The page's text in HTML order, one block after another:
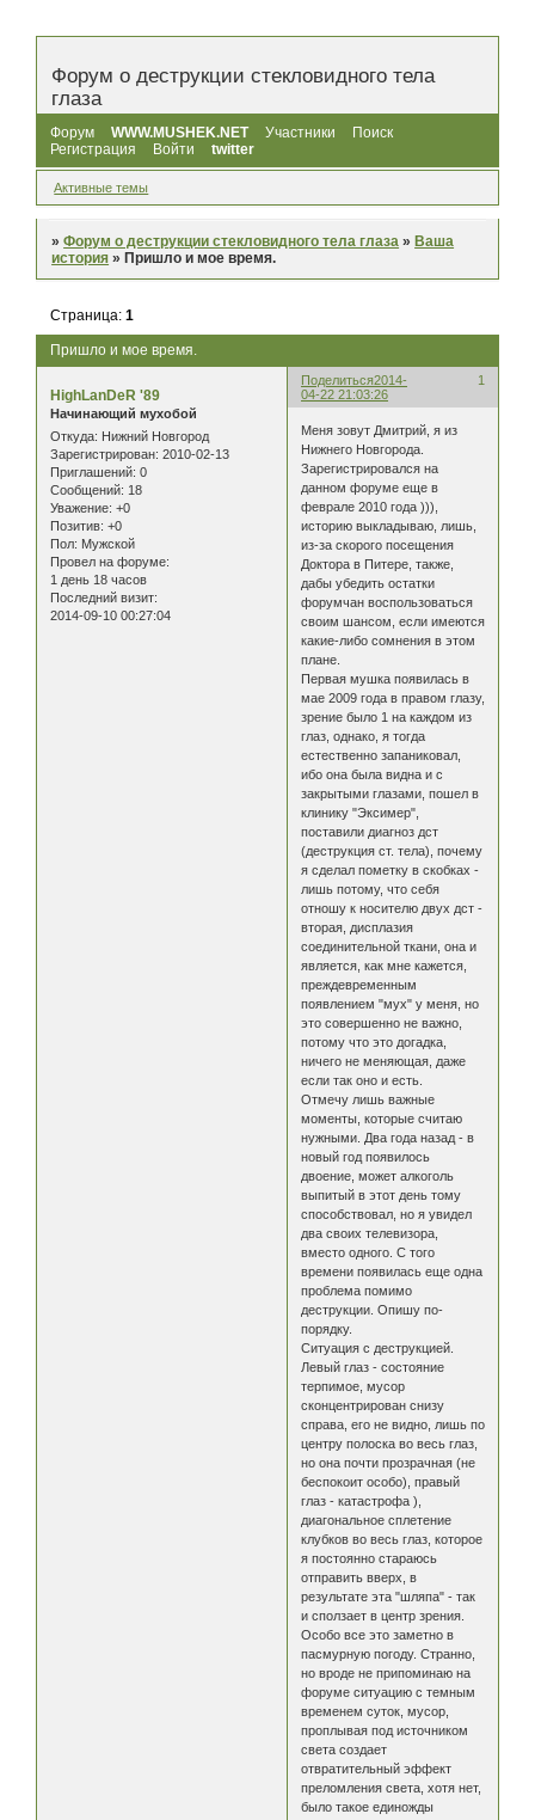
Форум о деструкции стекловидного тела
глаза
Форум WWW.MUSHEK.NET Участники
Поиск
Регистрация
Войти twitter
Активные темы
»Форум о деструкции стекловидного тела глаза »Ваша
история »Пришло и мое время.
Пришло и мое время.
Страница:1
Поделиться 1
2014-
04-22 21:03:26
HighLanDeR '89
Начинающий мухобой
Откуда: Нижний Новгород
Зарегистрирован: 2010-02-13
Приглашений: 0
Сообщений: 18
Уважение: +0
Позитив: +0
Пол: Мужской
Провел на форуме:
1 день 18 часов
Последний визит:
2014-09-10 00:27:04
Меня зовут Дмитрий, я из
Нижнего Новгорода.
Зарегистрировался на
данном форуме еще в
феврале 2010 года ))),
историю выкладываю, лишь,
из-за скорого посещения
Доктора в Питере, также,
дабы убедить остатки
форумчан воспользоваться
своим шансом, если имеются
какие-либо сомнения в этом
плане.
Первая мушка появилась в
мае 2009 года в правом глазу,
зрение было 1 на каждом из
глаз, однако, я тогда
естественно запаниковал,
ибо она была видна и с
закрытыми глазами, пошел в
клинику "Эксимер",
поставили диагноз дст
(деструкция ст. тела), почему
я сделал пометку в скобках -
лишь потому, что себя
отношу к носителю двух дст -
вторая, дисплазия
соединительной ткани, она и
является, как мне кажется,
преждевременным
появлением "мух" у меня, но
это совершенно не важно,
потому что это догадка,
ничего не меняющая, даже
если так оно и есть.
Отмечу лишь важные
моменты, которые считаю
нужными. Два года назад - в
новый год появилось
двоение, может алкоголь
выпитый в этот день тому
способствовал, но я увидел
два своих телевизора,
вместо одного. С того
времени появилась еще одна
проблема помимо
деструкции. Опишу по-
порядку.
Ситуация с деструкцией.
Левый глаз - состояние
терпимое, мусор
сконцентрирован снизу
справа, его не видно, лишь по
центру полоска во весь глаз,
но она почти прозрачная (не
беспокоит особо), правый
глаз - катастрофа ),
диагональное сплетение
клубков во весь глаз, которое
я постоянно стараюсь
отправить вверх, в
результате эта "шляпа" - так
и сползает в центр зрения.
Особо все это заметно в
пасмурную погоду. Странно,
но вроде не припоминаю на
форуме ситуацию с темным
временем суток, мусор,
проплывая под источником
света создает
отвратительный эффект
преломления света, хотя нет,
было такое единожды